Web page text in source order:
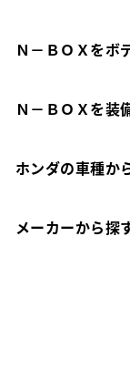
Ｎ－ＢＯＸをボ
Ｎ－ＢＯＸを装
ホンダの車種か
メーカーから探